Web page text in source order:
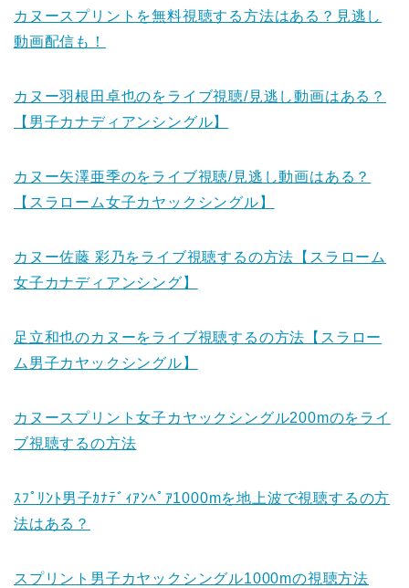
カヌースプリントを無料視聴する方法はある？見逃し
動画配信も！
カヌー羽根田卓也のをライブ視聴/見逃し動画はある？
【男子カナディアンシングル】
カヌー矢澤亜季のをライブ視聴/見逃し動画はある？
【スラローム女子カヤックシングル】
カヌー佐藤 彩乃をライブ視聴するの方法【スラローム
女子カナディアンシング】
足立和也のカヌーをライブ視聴するの方法【スラロー
ム男子カヤックシングル】
カヌースプリント女子カヤックシングル200mのをライ
ブ視聴するの方法
ｽﾌﾟﾘﾝﾄ男子ｶﾅﾃﾞｨｱﾝﾍﾟｱ1000mを地上波で視聴するの方
法はある？
スプリント男子カヤックシングル1000mの視聴方法